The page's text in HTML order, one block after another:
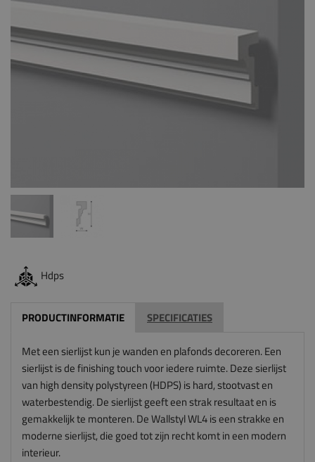
Hdps
PRODUCTINFORMATIE SPECIFICATIES
Met een sierlijst kun je wanden en plafonds decoreren. Een
sierlijst is de finishing touch voor iedere ruimte. Deze sierlijst
van high density polystyreen (HDPS) is hard, stootvast en
waterbestendig. De sierlijst geeft een strak resultaat en is
gemakkelijk te monteren. De Wallstyl WL4 is een strakke en
moderne sierlijst, die goed tot zijn recht komt in een modern
interieur.